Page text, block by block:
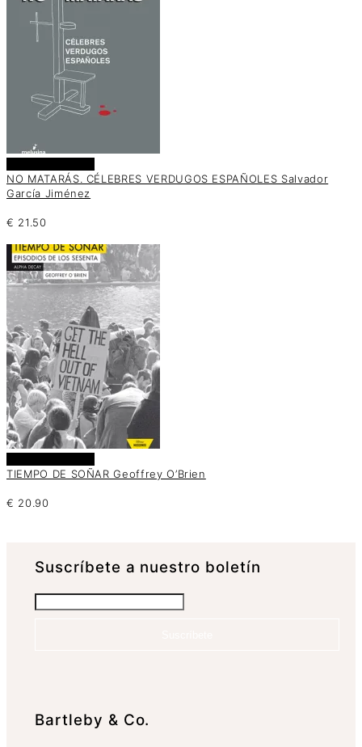
NO MATARÁS. CÉLEBRES VERDUGOS ESPAÑOLES Salvador
García Jiménez
€ 21.50
TIEMPO DE SOÑAR Geoffrey O’Brien
€ 20.90
Suscrí­bete a nuestro boletín
Bartleby & Co.